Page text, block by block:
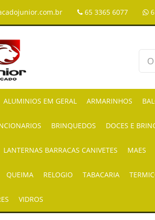
65 3365 6077
ALUMINIOS EM GERAL ARMARINHOS
BRINQUEDOS DOCES E
LANTERNAS BARRACAS CANIVETES MAES
QUEIMA RELOGIO TABACARIA
VIDROS